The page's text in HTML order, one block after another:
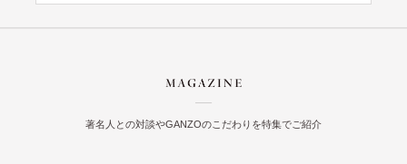
著名人との対談やGANZOのこだわりを特集でご紹介